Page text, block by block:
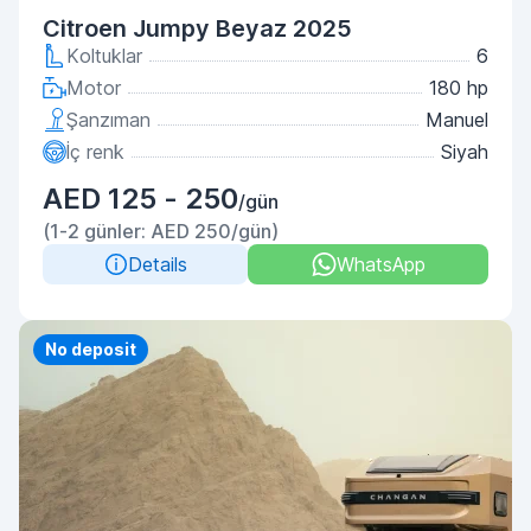
Citroen Jumpy Beyaz 2025
Koltuklar
6
Motor
180 hp
Şanzıman
Manuel
İç renk
Siyah
AED 125 - 250/gün
(1-2 günler: AED 250/gün)
Details
WhatsApp
Priority
No deposit